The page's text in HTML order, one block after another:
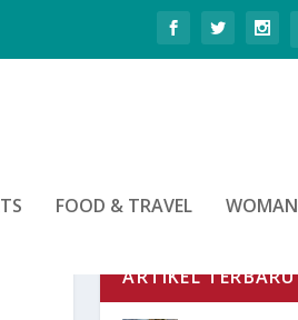
FOOD & TRAVEL WOMAN
ARTIKEL TERBARU